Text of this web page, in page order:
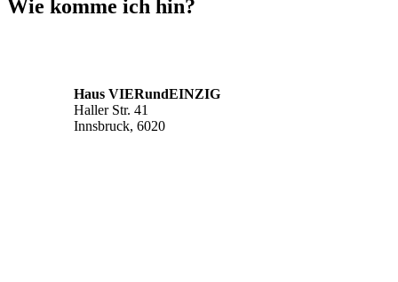
Wie komme ich hin?
Haus VIERundEINZIG
Haller Str. 41
Innsbruck, 6020